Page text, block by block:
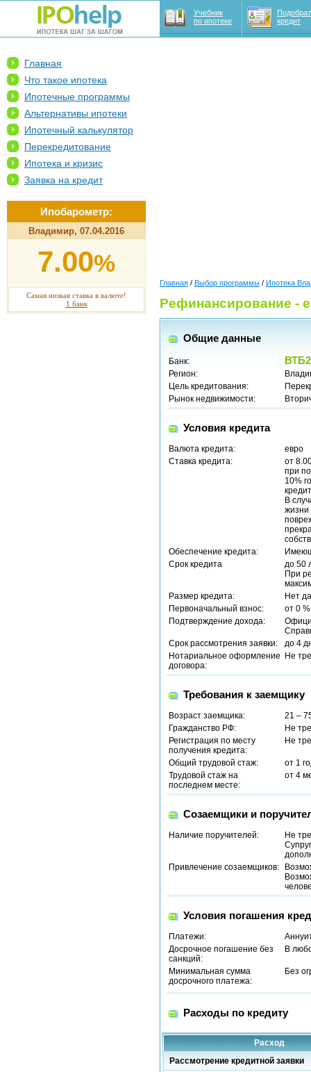
Учебник
по ипотеке
кредит
Главная
Что такое ипотека
Ипотечные программы
Альтернативы ипотеки
Ипотечный калькулятор
Перекредитование
Ипотека и кризис
Заявка на кредит
Ипобарометр:
Владимир, 07.04.2016
7.00%
Самая низкая ставка в валюте!
1 банк
Главная / Выбор программы / Ипотека
Рефинансирование -
Общие данные
Банк:
Регион:
Цель кредитования:
Рынок недвижимости:
Условия кредита
Валюта кредита:
евро
Ставка кредита:
от
при
10%
В
жизни
Обеспечение кредита:
Срок кредита
до 50
При
Размер кредита:
Нет
Первоначальный взнос:
от 0 %
Подтверждение дохода:
Срок рассмотрения заявки:
до 4
Нотариальное оформление
договора:
Не
Требования к заемщику
Возраст заемщика:
21 –
Гражданство РФ:
Не
Регистрация по месту
получения кредита:
Не
Общий трудовой стаж:
от 1
Трудовой стаж на
последнем месте:
от 4
Созаемщики и
Наличие поручителей:
Не
Привлечение созаемщиков:
Условия погашения
Платежи:
Досрочное погашение без
санкций:
В
Минимальная сумма
досрочного платежа:
Без
Расходы по кредиту
Расход
Рассмотрение кредитной заявки